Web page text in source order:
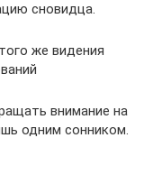
сновидца.
же видения
внимание на
одним сонником.